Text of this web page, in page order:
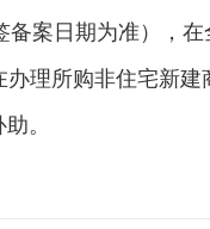
案日期为准），
理所购非住宅新建
。